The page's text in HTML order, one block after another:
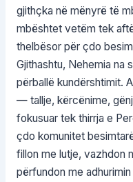
gjithçka në mënyrë të
mbështet vetëm tek
thelbësor për çdo
Gjithashtu, Nehemia na
përballë kundërshtimit.
— tallje, kërcënime,
fokusuar tek thirrja e
çdo komunitet
fillon me lutje, vazhdon
përfundon me